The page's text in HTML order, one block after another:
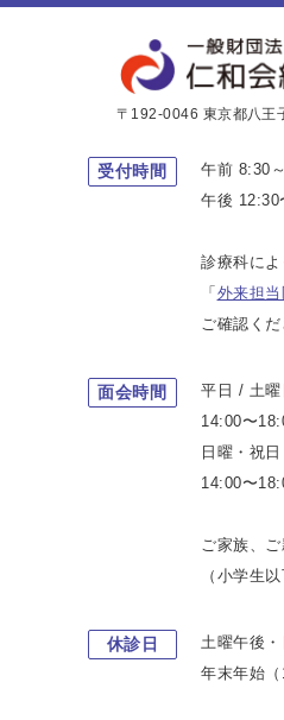
〒192-0046 東京都八王
受付時間
午前 8:30
午後 12:30
診療科に
「 外来担当
ご確認く
面会時間
平日 / 土曜
14:00〜
日曜・祝
14:00〜
ご家族、
（小学生
休診日
土曜午後・
年末年始（